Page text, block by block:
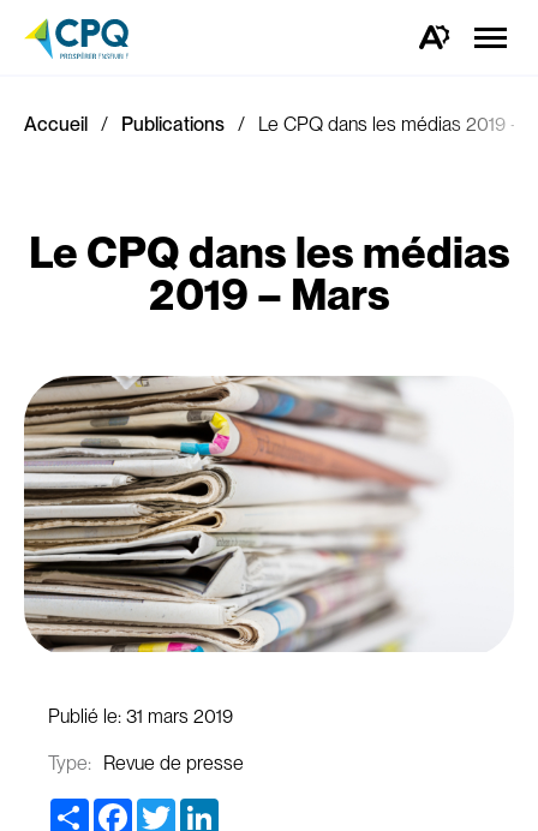
Ouvrez
d'accessibilité.
la
Accueil Publications Le CPQ dans les médias 2019 –
Le CPQ dans les médias
2019 – Mars
Publié le: 31 mars 2019
Type: Revue de presse
Share Facebook
Twitter